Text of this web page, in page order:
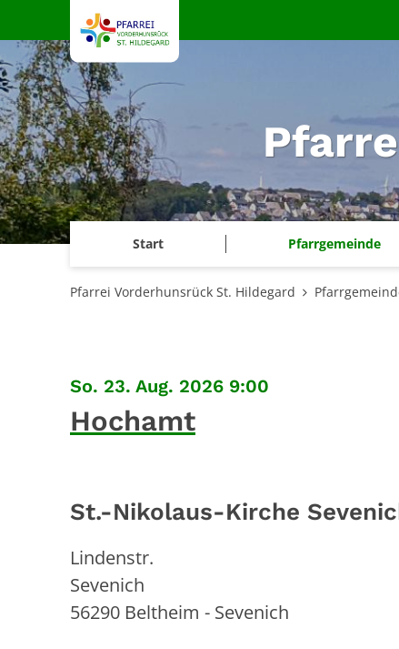
Zum Inhalt springen
Start Pfarrgemeinde
Pfarrei Vorderhunsrück St. Hildegard
So. 23. Aug. 2026 9:00
Hochamt
St.-Nikolaus-Kirche
Lindenstr.
Sevenich
56290 Beltheim - Sevenich